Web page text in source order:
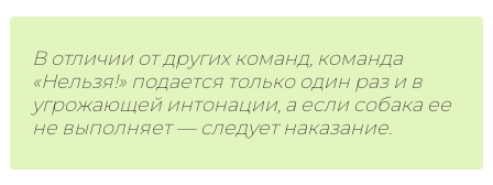
В отличии от других команд, команда
«Нельзя!» подается только один раз и в
угрожающей интонации, а если собака ее
не выполняет — следует наказание.